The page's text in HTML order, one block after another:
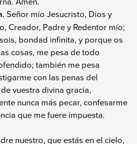
. Señor mío Jesucristo, Dios y
Creador, Padre y Redentor mío;
bondad infinita, y porque os
cosas, me pesa de todo
también me pesa
con las penas del
vuestra divina gracia,
nunca más pecar, confesarme
que me fuere impuesta.
nuestro, que estás en el cielo,